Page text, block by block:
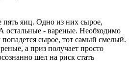
пять яиц. Одно из них сырое,
остальные - вареные. Необходимо
сырое, тот самый смелый.
а приз получает просто
шел на риск стать